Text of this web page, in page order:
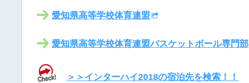
愛知県高等学校体育連盟
愛知県高等学校体育連盟バスケットボール専門部
＞＞インターハイ2018の宿泊先を検索！！